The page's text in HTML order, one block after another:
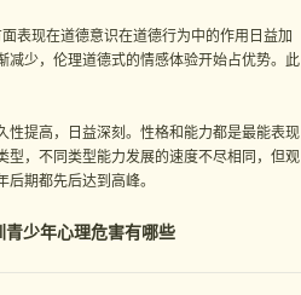
现在道德意识在道德行为中的作用日益加
少，伦理道德式的情感体验开始占优势。此
提高，日益深刻。性格和能力都是最能表现
，不同类型能力发展的速度不尽相同，但观
期都先后达到高峰。
青少年心理危害有哪些